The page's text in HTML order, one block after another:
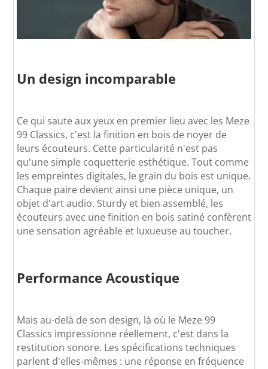
Un design incomparable
Ce qui saute aux yeux en premier lieu avec les Meze
99 Classics, c'est la finition en bois de noyer de
leurs écouteurs. Cette particularité n'est pas
qu'une simple coquetterie esthétique. Tout comme
les empreintes digitales, le grain du bois est unique.
Chaque paire devient ainsi une pièce unique, un
objet d'art audio. Sturdy et bien assemblé, les
écouteurs avec une finition en bois satiné confèrent
une sensation agréable et luxueuse au toucher.
Performance Acoustique
Mais au-delà de son design, là où le Meze 99
Classics impressionne réellement, c'est dans la
restitution sonore. Les spécifications techniques
parlent d'elles-mêmes : une réponse en fréquence